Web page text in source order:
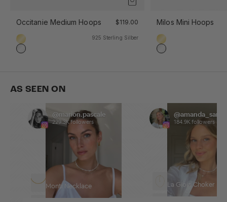
Occitanie Medium Hoops $119.00
18k Gold Vermeil
925 Sterling Silber
925 Sterling Silber
Milos Mini Hoops
18k Gold Vermeil
925 Sterling Silber
AS SEEN ON
@marion.pascale
229.3K followers
Monti Necklace
@amanda_sand
184.9K followers
La Gioia Choker